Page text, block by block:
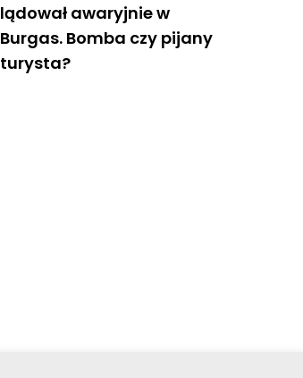
lądował awaryjnie w
Burgas. Bomba czy pijany
turysta?